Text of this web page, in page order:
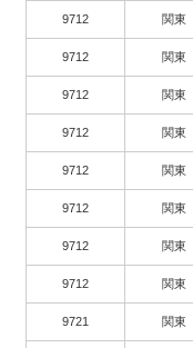
9712 関東
9712 関東
9712 関東
9712 関東
9712 関東
9712 関東
9712 関東
9712 関東
9721 関東